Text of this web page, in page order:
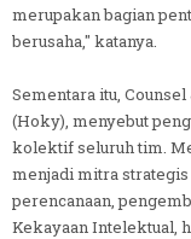
merupakan bagian
berusaha," katanya.
Sementara itu,
(Hoky), menyebut
kolektif seluruh tim.
menjadi mitra
perencanaan,
Kekayaan Intelektual,